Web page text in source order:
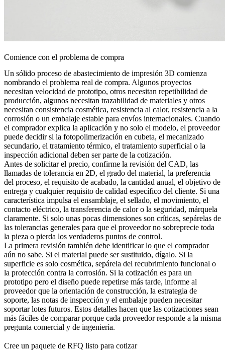
Comience con el problema de compra
Un sólido proceso de abastecimiento de impresión 3D comienza
nombrando el problema real de compra. Algunos proyectos
necesitan velocidad de prototipo, otros necesitan repetibilidad de
producción, algunos necesitan trazabilidad de materiales y otros
necesitan consistencia cosmética, resistencia al calor, resistencia a la
corrosión o un embalaje estable para envíos internacionales. Cuando
el comprador explica la aplicación y no solo el modelo, el proveedor
puede decidir si la fotopolimerización en cubeta, el mecanizado
secundario, el tratamiento térmico, el tratamiento superficial o la
inspección adicional deben ser parte de la cotización.
Antes de solicitar el precio, confirme la revisión del CAD, las
llamadas de tolerancia en 2D, el grado del material, la preferencia
del proceso, el requisito de acabado, la cantidad anual, el objetivo de
entrega y cualquier requisito de calidad específico del cliente. Si una
característica impulsa el ensamblaje, el sellado, el movimiento, el
contacto eléctrico, la transferencia de calor o la seguridad, márquela
claramente. Si solo unas pocas dimensiones son críticas, sepárelas de
las tolerancias generales para que el proveedor no sobreprecie toda
la pieza o pierda los verdaderos puntos de control.
La primera revisión también debe identificar lo que el comprador
aún no sabe. Si el material puede ser sustituido, dígalo. Si la
superficie es solo cosmética, sepárela del recubrimiento funcional o
la protección contra la corrosión. Si la cotización es para un
prototipo pero el diseño puede repetirse más tarde, informe al
proveedor que la orientación de construcción, la estrategia de
soporte, las notas de inspección y el embalaje pueden necesitar
soportar lotes futuros. Estos detalles hacen que las cotizaciones sean
más fáciles de comparar porque cada proveedor responde a la misma
pregunta comercial y de ingeniería.
Cree un paquete de RFQ listo para cotizar